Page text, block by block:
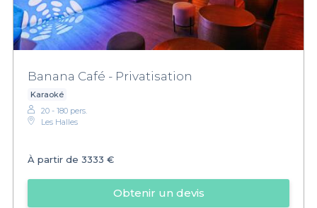
Banana Café - Privatisation
Karaoké
20 - 180 pers.
Les Halles
À partir de 3333 €
Obtenir un devis